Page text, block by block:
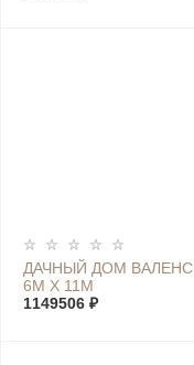
ДАЧНЫЙ ДОМ
6М Х 11М
1149506 ₽